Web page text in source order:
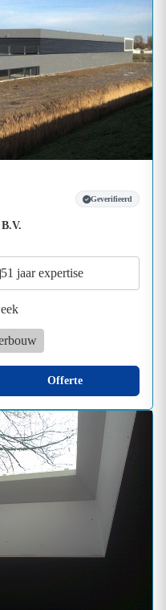
Geverifieerd
51 jaar expertise
Offerte